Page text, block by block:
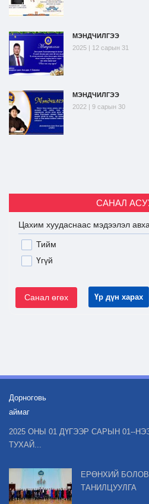
МЭНДЧИЛГЭЭ
2025 | 12 сарын 31
МЭНДЧИЛГЭЭ
2022 | 9 сарын 30
САНАЛ
Цахим хуудаснаас мэдээлэл
Тийм
Үгүй
Санал өгөх Үр дүн харах
Дорноговь
аймаг
2025 ОНЫ 01 ДҮГЭЭР САРЫН 01--
ТУХАЙ...
ЕРӨНХИЙ
ТАНИЛЦУУЛГА